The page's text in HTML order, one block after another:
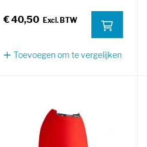
€ 40,50
Toevoegen om te vergelijken